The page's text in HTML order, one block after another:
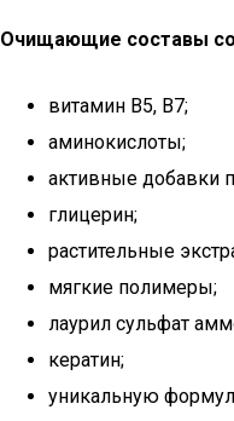
Очищающие составы
витамин В5, В7;
аминокислоты;
активные добавки
глицерин;
растительные
мягкие полимеры;
лаурил сульфат
кератин;
уникальную